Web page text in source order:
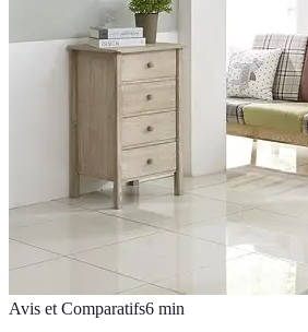
Avis et Comparatifs6 min